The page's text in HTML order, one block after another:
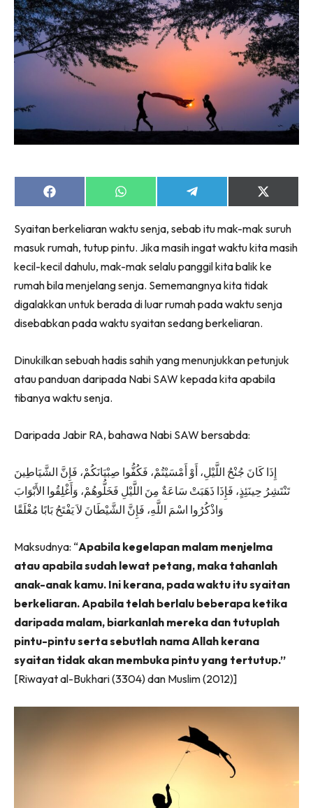
Share
on
Share
on
Share
on
Share
on
(Twitter)
Syaitan berkeliaran waktu senja, sebab itu mak-mak suruh
masuk rumah, tutup pintu. Jika masih ingat waktu kita masih
kecil-kecil dahulu, mak-mak selalu panggil kita balik ke
rumah bila menjelang senja. Sememangnya kita tidak
digalakkan untuk berada di luar rumah pada waktu senja
disebabkan pada waktu syaitan sedang berkeliaran.
Dinukilkan sebuah hadis sahih yang menunjukkan petunjuk
atau panduan daripada Nabi SAW kepada kita apabila
tibanya waktu senja.
Daripada Jabir RA, bahawa Nabi SAW bersabda:
إِذَا كَانَ جُنْحُ اللَّيْلِ، أَوْ أَمْسَيْتُمْ، فَكُفُّوا صِبْيَانَكُمْ، فَإِنَّ الشَّيَاطِينَ
تَنْتَشِرُ حِينَئِذٍ، فَإِذَا ذَهَبَتْ سَاعَةٌ مِنَ اللَّيْلِ فَخَلُّوهُمْ، وَأَغْلِقُوا الأَبْوَابَ
وَاذْكُرُوا اسْمَ اللَّهِ، فَإِنَّ الشَّيْطَانَ لاَ يَفْتَحُ بَابًا مُغْلَقًا
Maksudnya: “Apabila kegelapan malam menjelma
atau apabila sudah lewat petang, maka tahanlah
anak-anak kamu. Ini kerana, pada waktu itu syaitan
berkeliaran. Apabila telah berlalu beberapa ketika
daripada malam, biarkanlah mereka dan tutuplah
pintu-pintu serta sebutlah nama Allah kerana
syaitan tidak akan membuka pintu yang tertutup.”
[Riwayat al-Bukhari (3304) dan Muslim (2012)]